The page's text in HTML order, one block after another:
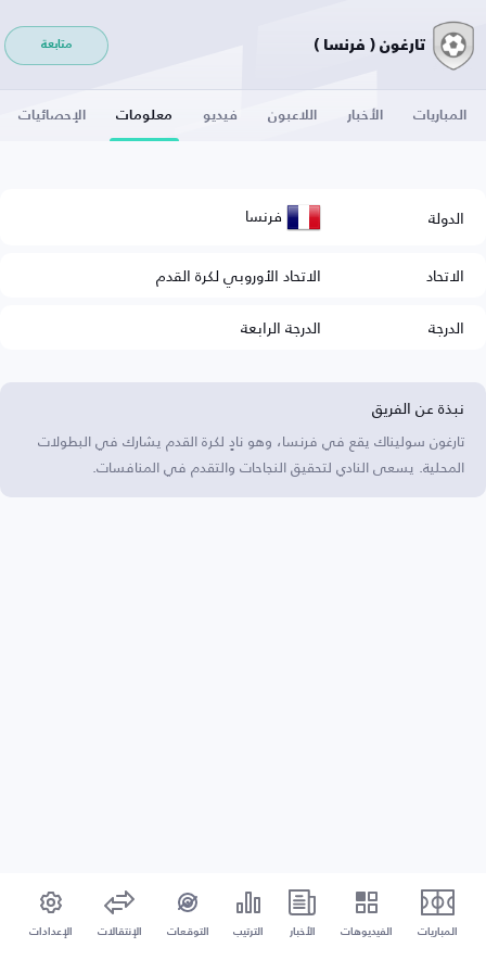
تارغون ( فرنسا ) متابعة
المباريات الأخبار اللاعبون فيديو معلومات الإحصائيات
الدولة فرنسا
الاتحاد
الاتحاد الأوروبي لكرة القدم
الدرجة
الدرجة الرابعة
نبذة عن الفريق
تارغون سوليناك يقع في فرنسا، وهو نادٍ لكرة القدم يشارك في البطولات
المحلية. يسعى النادي لتحقيق النجاحات والتقدم في المنافسات.
المباريات الفيديوهات الأخبار الترتيب التوقعات الإنتقالات الإعدادات